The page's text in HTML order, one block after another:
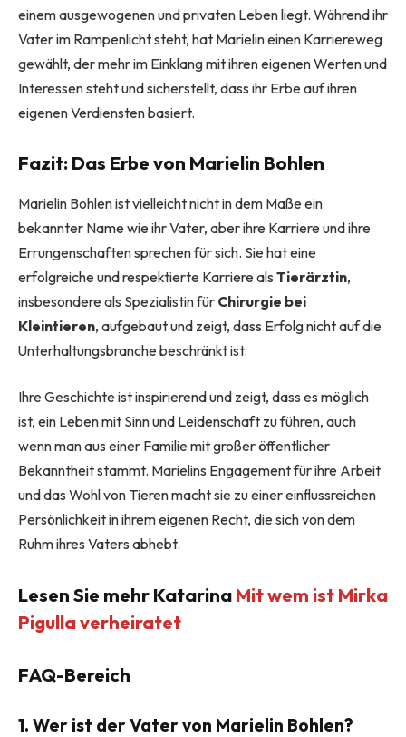
einem ausgewogenen und privaten Leben liegt. Während ihr
Vater im Rampenlicht steht, hat Marielin einen Karriereweg
gewählt, der mehr im Einklang mit ihren eigenen Werten und
Interessen steht und sicherstellt, dass ihr Erbe auf ihren
eigenen Verdiensten basiert.
Fazit: Das Erbe von Marielin Bohlen
Marielin Bohlen ist vielleicht nicht in dem Maße ein
bekannter Name wie ihr Vater, aber ihre Karriere und ihre
Errungenschaften sprechen für sich. Sie hat eine
erfolgreiche und respektierte Karriere als Tierärztin,
insbesondere als Spezialistin für Chirurgie bei
Kleintieren, aufgebaut und zeigt, dass Erfolg nicht auf die
Unterhaltungsbranche beschränkt ist.
Ihre Geschichte ist inspirierend und zeigt, dass es möglich
ist, ein Leben mit Sinn und Leidenschaft zu führen, auch
wenn man aus einer Familie mit großer öffentlicher
Bekanntheit stammt. Marielins Engagement für ihre Arbeit
und das Wohl von Tieren macht sie zu einer einflussreichen
Persönlichkeit in ihrem eigenen Recht, die sich von dem
Ruhm ihres Vaters abhebt.
Lesen Sie mehr Katarina Mit wem ist Mirka
Pigulla verheiratet
FAQ-Bereich
1. Wer ist der Vater von Marielin Bohlen?